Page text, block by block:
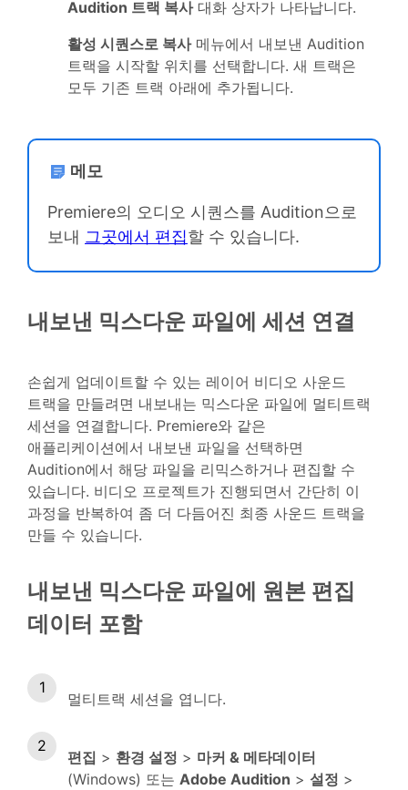
Audition 트랙 복사대화 상자가 나타납니다.
활성 시퀀스로 복사메뉴에서 내보낸 Audition
트랙을 시작할 위치를 선택합니다. 새 트랙은
모두 기존 트랙 아래에 추가됩니다.
메모
Premiere의 오디오 시퀀스를 Audition으로
보내 그곳에서 편집할 수 있습니다.
내보낸 믹스다운 파일에 세션 연결
손쉽게 업데이트할 수 있는 레이어 비디오 사운드
트랙을 만들려면 내보내는 믹스다운 파일에 멀티트랙
세션을 연결합니다. Premiere와 같은
애플리케이션에서 내보낸 파일을 선택하면
Audition에서 해당 파일을 리믹스하거나 편집할 수
있습니다. 비디오 프로젝트가 진행되면서 간단히 이
과정을 반복하여 좀 더 다듬어진 최종 사운드 트랙을
만들 수 있습니다.
내보낸 믹스다운 파일에 원본 편집
데이터 포함
멀티트랙 세션을 엽니다.
편집 > 환경 설정 > 마커 & 메타데이터
(Windows) 또는 Adobe Audition > 설정 >